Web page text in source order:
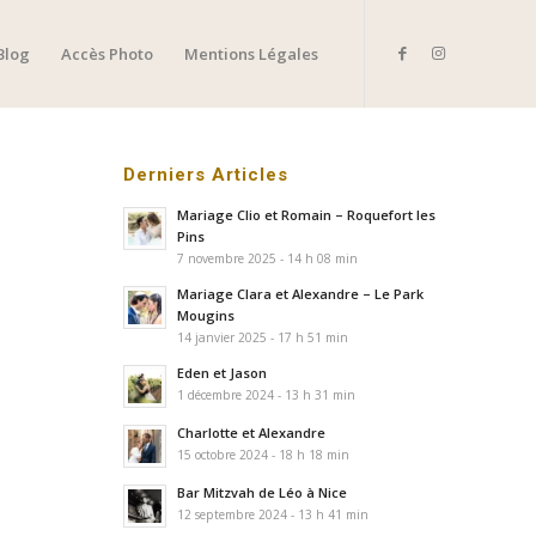
Accès Photo Mentions Légales
Derniers Articles
Mariage Clio et Romain – Roquefort les
Pins
7 novembre 2025 - 14 h 08 min
Mariage Clara et Alexandre – Le Park
Mougins
14 janvier 2025 - 17 h 51 min
Eden et Jason
1 décembre 2024 - 13 h 31 min
Charlotte et Alexandre
15 octobre 2024 - 18 h 18 min
Bar Mitzvah de Léo à Nice
12 septembre 2024 - 13 h 41 min